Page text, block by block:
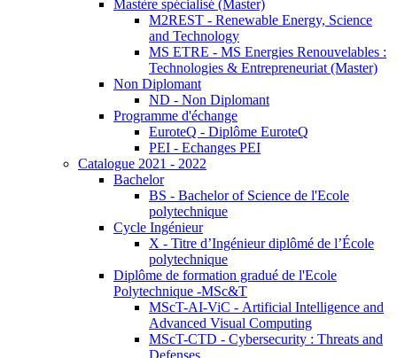
Mastère spécialisé (Master)
M2REST - Renewable Energy, Science
and Technology
MS ETRE - MS Energies Renouvelables :
Technologies & Entrepreneuriat (Master)
Non Diplomant
ND - Non Diplomant
Programme d'échange
EuroteQ - Diplôme EuroteQ
PEI - Echanges PEI
Catalogue 2021 - 2022
Bachelor
BS - Bachelor of Science de l'Ecole
polytechnique
Cycle Ingénieur
X - Titre d’Ingénieur diplômé de l’École
polytechnique
Diplôme de formation gradué de l'Ecole
Polytechnique -MSc&T
MScT-AI-ViC - Artificial Intelligence and
Advanced Visual Computing
MScT-CTD - Cybersecurity : Threats and
Defenses